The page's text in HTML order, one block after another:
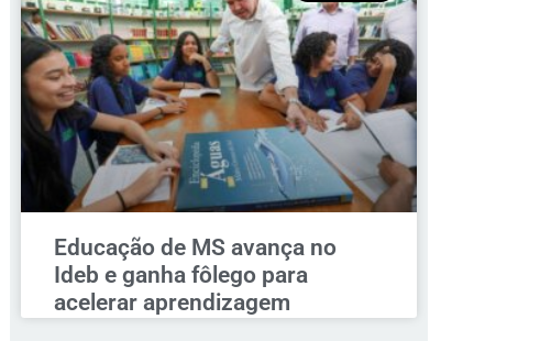
Educação de MS avança no
Ideb e ganha fôlego para
acelerar aprendizagem